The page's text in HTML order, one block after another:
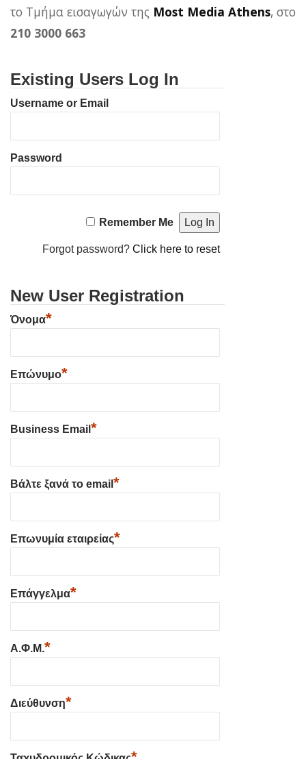
το Τμήμα εισαγωγών της Most Media Athens, στο
210 3000 663
Existing Users Log In
Username or Email
Password
Remember Me
Forgot password?Click here to reset
New User Registration
Όνομα*
Επώνυμο*
Business Email *
Βάλτε ξανά το email *
Επωνυμία εταιρείας*
Επάγγελμα*
Α.Φ.Μ.*
Διεύθυνση*